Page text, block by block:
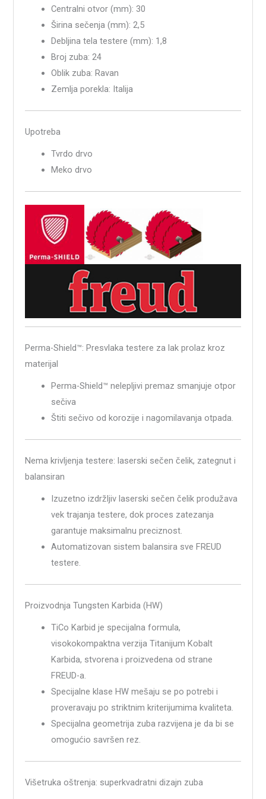
Centralni otvor (mm): 30
Širina sečenja (mm): 2,5
Debljina tela testere (mm): 1,8
Broj zuba: 24
Oblik zuba: Ravan
Zemlja porekla: Italija
Upotreba
Tvrdo drvo
Meko drvo
Perma-Shield™: Presvlaka testere za lak prolaz kroz
materijal
Perma-Shield™ nelepljivi premaz smanjuje otpor
sečiva
Štiti sečivo od korozije i nagomilavanja otpada.
Nema krivljenja testere: laserski sečen čelik, zategnut i
balansiran
Izuzetno izdržljiv laserski sečen čelik produžava
vek trajanja testere, dok proces zatezanja
garantuje maksimalnu preciznost.
Automatizovan sistem balansira sve FREUD
testere.
Proizvodnja Tungsten Karbida (HW)
TiCo Karbid je specijalna formula,
visokokompaktna verzija Titanijum Kobalt
Karbida, stvorena i proizvedena od strane
FREUD-a.
Specijalne klase HW mešaju se po potrebi i
proveravaju po striktnim kriterijumima kvaliteta.
Specijalna geometrija zuba razvijena je da bi se
omogućio savršen rez.
Višetruka oštrenja: superkvadratni dizajn zuba